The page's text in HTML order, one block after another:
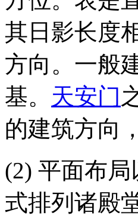
其日影长度
方向。一般
基。 天安门
的建筑方向
(2) 平面布局
式排列诸殿